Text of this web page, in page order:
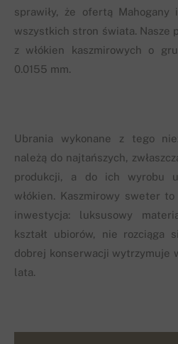
sprawiły, że ofertą
wszystkich stron świata. Nasze
z włókien kaszmirowych o
0.0155 mm.
Ubrania wykonane z tego
należą do najtańszych,
produkcji, a do ich wyrobu
włókien. Kaszmirowy sweter
inwestycja: luksusowy
kształt ubiorów, nie
dobrej konserwacji wytrzymuje
lata.